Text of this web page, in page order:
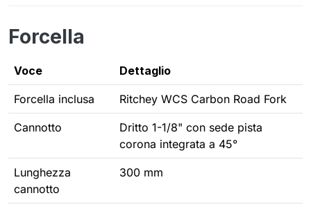
Forcella
Voce Dettaglio
Forcella inclusa Ritchey WCS Carbon Road Fork
Cannotto
Dritto 1-1/8" con sede pista
corona integrata a 45°
Lunghezza
cannotto
300 mm